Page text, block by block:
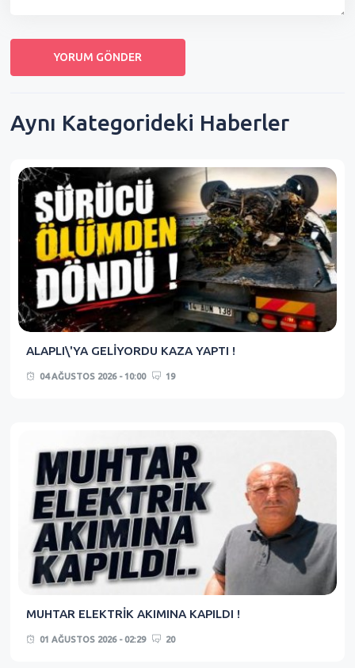
Aynı Kategorideki Haberler
ALAPLI\'YA GELİYORDU KAZA YAPTI !
04 AĞUSTOS 2026 - 10:00 19
MUHTAR ELEKTRİK AKIMINA KAPILDI !
01 AĞUSTOS 2026 - 02:29 20